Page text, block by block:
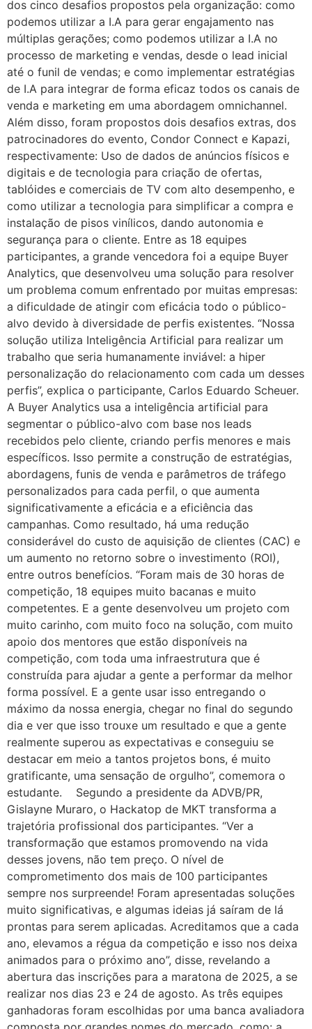
dos cinco desafios propostos pela organização: como
podemos utilizar a I.A para gerar engajamento nas
múltiplas gerações; como podemos utilizar a I.A no
processo de marketing e vendas, desde o lead inicial
até o funil de vendas; e como implementar estratégias
de I.A para integrar de forma eficaz todos os canais de
venda e marketing em uma abordagem omnichannel.
Além disso, foram propostos dois desafios extras, dos
patrocinadores do evento, Condor Connect e Kapazi,
respectivamente: Uso de dados de anúncios físicos e
digitais e de tecnologia para criação de ofertas,
tablóides e comerciais de TV com alto desempenho, e
como utilizar a tecnologia para simplificar a compra e
instalação de pisos vinílicos, dando autonomia e
segurança para o cliente. Entre as 18 equipes
participantes, a grande vencedora foi a equipe Buyer
Analytics, que desenvolveu uma solução para resolver
um problema comum enfrentado por muitas empresas:
a dificuldade de atingir com eficácia todo o público-
alvo devido à diversidade de perfis existentes. “Nossa
solução utiliza Inteligência Artificial para realizar um
trabalho que seria humanamente inviável: a hiper
personalização do relacionamento com cada um desses
perfis”, explica o participante, Carlos Eduardo Scheuer.
A Buyer Analytics usa a inteligência artificial para
segmentar o público-alvo com base nos leads
recebidos pelo cliente, criando perfis menores e mais
específicos. Isso permite a construção de estratégias,
abordagens, funis de venda e parâmetros de tráfego
personalizados para cada perfil, o que aumenta
significativamente a eficácia e a eficiência das
campanhas. Como resultado, há uma redução
considerável do custo de aquisição de clientes (CAC) e
um aumento no retorno sobre o investimento (ROI),
entre outros benefícios. “Foram mais de 30 horas de
competição, 18 equipes muito bacanas e muito
competentes. E a gente desenvolveu um projeto com
muito carinho, com muito foco na solução, com muito
apoio dos mentores que estão disponíveis na
competição, com toda uma infraestrutura que é
construída para ajudar a gente a performar da melhor
forma possível. E a gente usar isso entregando o
máximo da nossa energia, chegar no final do segundo
dia e ver que isso trouxe um resultado e que a gente
realmente superou as expectativas e conseguiu se
destacar em meio a tantos projetos bons, é muito
gratificante, uma sensação de orgulho”, comemora o
estudante. Segundo a presidente da ADVB/PR,
Gislayne Muraro, o Hackatop de MKT transforma a
trajetória profissional dos participantes. “Ver a
transformação que estamos promovendo na vida
desses jovens, não tem preço. O nível de
comprometimento dos mais de 100 participantes
sempre nos surpreende! Foram apresentadas soluções
muito significativas, e algumas ideias já saíram de lá
prontas para serem aplicadas. Acreditamos que a cada
ano, elevamos a régua da competição e isso nos deixa
animados para o próximo ano”, disse, revelando a
abertura das inscrições para a maratona de 2025, a se
realizar nos dias 23 e 24 de agosto. As três equipes
ganhadoras foram escolhidas por uma banca avaliadora